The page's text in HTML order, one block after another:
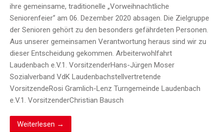
ihre gemeinsame, traditionelle „Vorweihnachtliche
Seniorenfeier“ am 06. Dezember 2020 absagen. Die Zielgruppe
der Senioren gehört zu den besonders gefährdeten Personen.
Aus unserer gemeinsamen Verantwortung heraus sind wir zu
dieser Entscheidung gekommen. Arbeiterwohlfahrt
Laudenbach e.V.1. VorsitzenderHans-Jürgen Moser
Sozialverband VdK Laudenbachstellvertretende
VorsitzendeRosi Gramlich-Lenz Turngemeinde Laudenbach
e.V.1. VorsitzenderChristian Bausch
Weiterlesen →